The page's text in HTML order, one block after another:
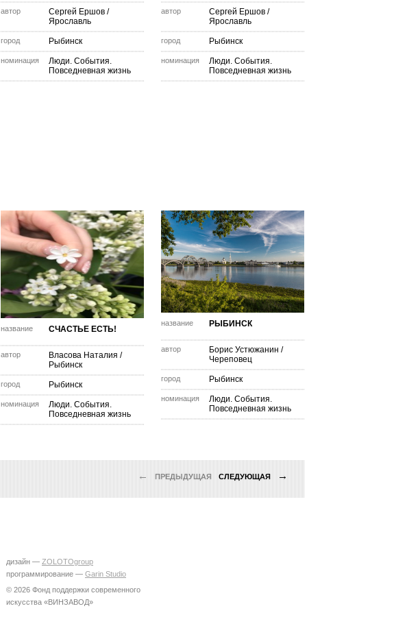
автор Сергей Ершов /
Ярославль
город Рыбинск
номинация
Люди. События.
Повседневная жизнь
автор Сергей Ершов /
Ярославль
город Рыбинск
номинация
Люди. События.
Повседневная жизнь
название СЧАСТЬЕ ЕСТЬ!
автор Власова Наталия /
Рыбинск
город Рыбинск
номинация
Люди. События.
Повседневная жизнь
название РЫБИНСК
автор Борис Устюжанин /
Череповец
город Рыбинск
номинация
Люди. События.
Повседневная жизнь
← ПРЕДЫДУЩАЯ СЛЕДУЮЩАЯ →
дизайн — ZOLOTOgroup
программирование — Garin Studio
© 2026 Фонд поддержки современного
искусства «ВИНЗАВОД»